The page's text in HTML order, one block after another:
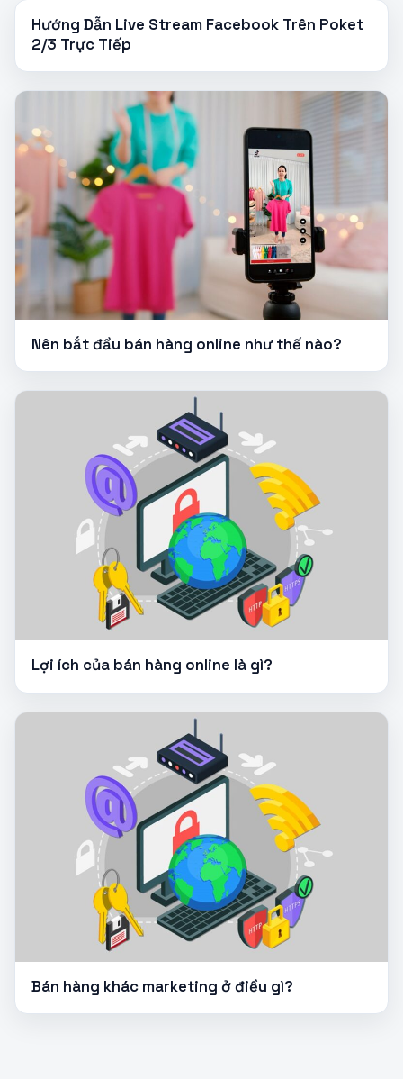
Hướng Dẫn Live Stream Facebook Trên Poket
2/3 Trực Tiếp
Nên bắt đầu bán hàng online như thế nào?
Lợi ích của bán hàng online là gì?
Bán hàng khác marketing ở điều gì?